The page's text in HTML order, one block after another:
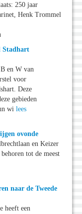
250 jaar
Henk Trommel
Stadhart
en W van
voor
Deze
gebieden
wi lees
ovonde
en Keizer
tot de meest
naar de Tweede
heeft een